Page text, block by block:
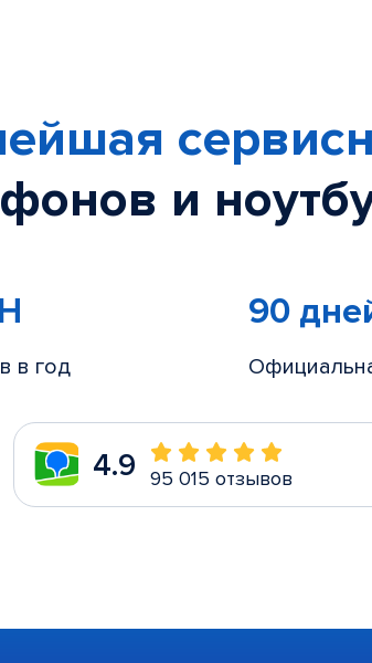
и
в год
90
4.9 95 015 отзывов